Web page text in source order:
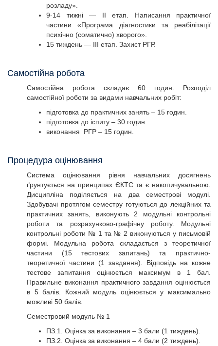
розладу».
9-14 тижні — ІІ етап. Написання практичної
частини «Програма діагностики та реабілітації
психічно (соматично) хворого».
15 тиждень — ІІІ етап. Захист РГР.
Самостійна робота
Самостійна робота складає 60 годин. Розподіл
самостійної роботи за видами навчальних робіт:
підготовка до практичних занять – 15 годин.
підготовка до іспиту – 30 годин.
виконання РГР – 15 годин.
Процедура оцінювання
Система оцінювання рівня навчальних досягнень
ґрунтується на принципах ЄКТС та є накопичувальною.
Дисципліна поділяється на два семестрові модулі.
Здобувачі протягом семестру готуються до лекційних та
практичних занять, виконують 2 модульні контрольні
роботи та розрахунково-графічну роботу. Модульні
контрольні роботи № 1 та № 2 виконуються у письмовій
формі. Модульна робота складається з теоретичної
частини (15 тестових запитань) та практично-
теоретичної частини (1 завдання). Відповідь на кожне
тестове запитання оцінюється максимум в 1 бал.
Правильне виконання практичного завдання оцінюється
в 5 балів. Кожний модуль оцінюється у максимально
можливі 50 балів.
Семестровий модуль № 1
ПЗ.1. Оцінка за виконання – 3 бали (1 тиждень).
ПЗ.2. Оцінка за виконання – 4 бали (2 тиждень).